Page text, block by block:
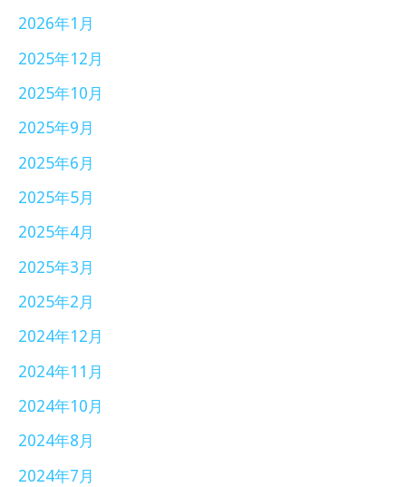
2026年1月
2025年12月
2025年10月
2025年9月
2025年6月
2025年5月
2025年4月
2025年3月
2025年2月
2024年12月
2024年11月
2024年10月
2024年8月
2024年7月